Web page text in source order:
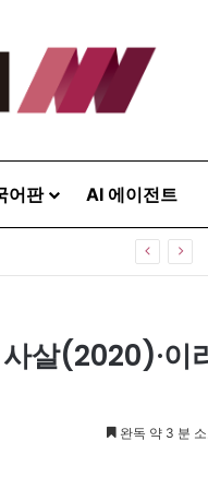
어판 AI 에이전트
살(2020)·이
완독 약 3 분